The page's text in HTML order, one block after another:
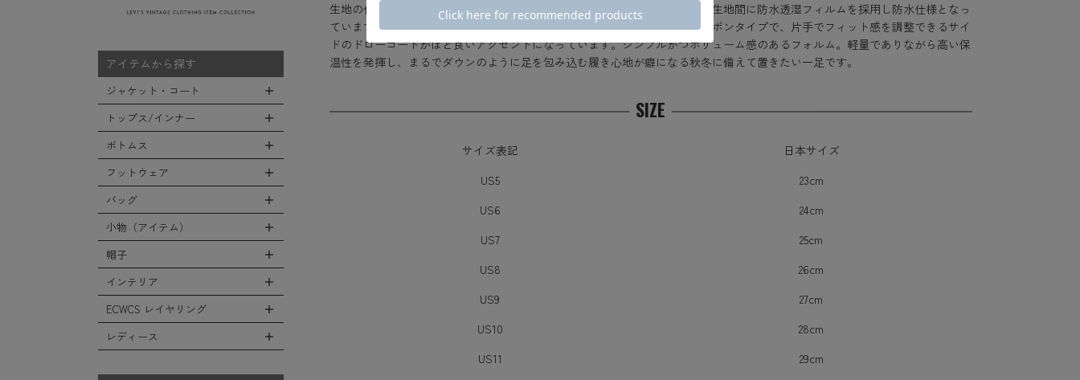
生地の化繊ダウンと保温性の高いインナー生地を使用し血行を促進。また、生地間に防水透湿フィルムを採用し防水仕様となっ
ています。アッパーには中綿入りのナイロン素材。脱ぎ履きしやすいスリッポンタイプで、片手でフィット感を調整できるサイ
ドのドローコードがほど良いアクセントになっています。シンプルかつボリューム感のあるフォルム。軽量でありながら高い保
温性を発揮し、まるでダウンのように足を包み込む履き心地が癖になる秋冬に備えて置きたい一足です。
SIZE
サイズ表記
日本サイズ
US5
23cm
US6
24cm
US7
25cm
US8
26cm
US9
27cm
US10
28cm
US11
29cm
アイテムから探す
ジャケット・コート
全てのジャケット・コート
LEVEL7
フライトジャケット
M-65ジャケット
タンカースジャケット
コート
フリースジャケット
レザーアウター
ジャケットライナー
トップス/インナー
全てのトップス/インナー
Tシャツ
シャツ
スウェット/パーカー
セーター/カーディガン
ベスト
タンクトップ
ボトムス
全てのボトムス
カーゴパンツ
デニムパンツ
チノ，ワークパンツ
ファティーグパンツ
ナイロンパンツ
スウェットパンツ
ショートパンツ
アンダー（下着）
フットウェア
全てのフットウェア
ブーツ
シューズ・スニーカー
サンダル
レインシューズ・ブーツ
ソックス/靴下
バッグ
全てのバッグ
リュックサック
ショルダーバッグ
ヘルメットバッグ
トートバッグ
小物（アイテム）
全ての小物（アイテム）
グローブ（手袋）
防寒物（ネックウォーマーetc）
傘/ポンチョ
ミリタリーウォッチ
帽子
全ての帽子
キャップ
ハット
ニット帽（ビーニー）
ベレー帽
インテリア
全てのインテリア
デスク、椅子、家具
ECWCS レイヤリング
全てのECWCS
レディース